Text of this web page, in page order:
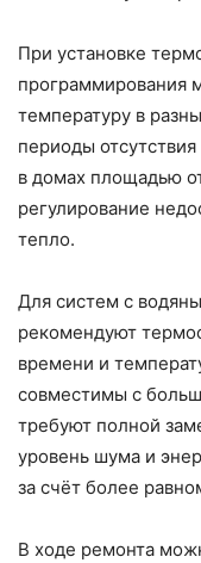
При установке
программирования
температуру в
периоды
в домах площадью
регулирование
тепло.
Для систем с
рекомендуют
времени и
совместимы с
требуют полной
уровень шума и
за счёт более
В ходе ремонта